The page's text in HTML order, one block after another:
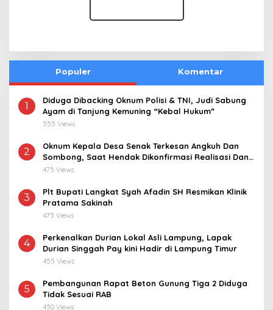
Populer Komentar
1
Diduga Dibacking Oknum Polisi & TNI, Judi Sabung
Ayam di Tanjung Kemuning “Kebal Hukum”
555 Views
2
Oknum Kepala Desa Senak Terkesan Angkuh Dan
Sombong, Saat Hendak Dikonfirmasi Realisasi Dana
Desa 2021-2024
475 Views
3
Plt Bupati Langkat Syah Afadin SH Resmikan Klinik
Pratama Sakinah
475 Views
4
Perkenalkan Durian Lokal Asli Lampung, Lapak
Durian Singgah Pay kini Hadir di Lampung Timur
455 Views
5
Pembangunan Rapat Beton Gunung Tiga 2 Diduga
Tidak Sesuai RAB
450 Views